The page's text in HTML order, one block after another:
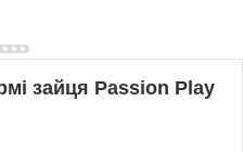
зайця Passion Play